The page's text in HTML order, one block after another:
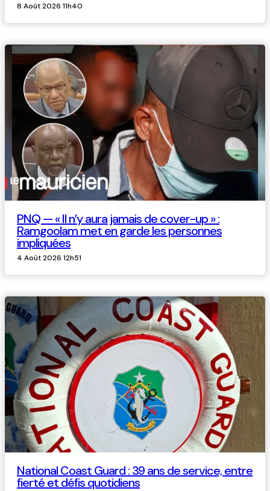
8 Août 2026 11h40
PNQ — « Il n’y aura jamais de cover-up » :
Ramgoolam met en garde les personnes
impliquées
4 Août 2026 12h51
National Coast Guard : 39 ans de service, entre
fierté et défis quotidiens